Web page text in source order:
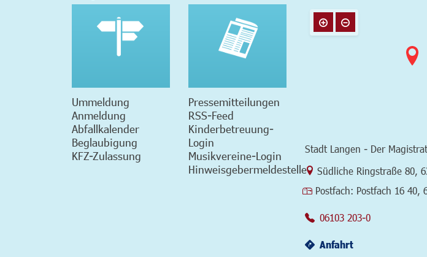
Ummeldung
Anmeldung
Abfallkalender
Beglaubigung
KFZ-Zulassung
Pressemitteilungen
RSS-Feed
Kinderbetreuung-
Login
Musikvereine-Login
Hinweisgebermeldestelle
Stadt Langen - Der Magistrat
Link zur Google-Maps
Südliche Ringstraße 80
Postfach: Postfach 16 40,
06103 203-0
Anfahrt